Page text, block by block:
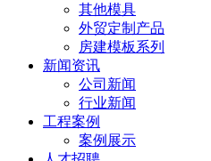
其他模具
外贸定制产品
房建模板系列
新闻资讯
公司新闻
行业新闻
工程案例
案例展示